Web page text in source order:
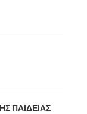
ΠΑΙΔΕΙΑΣ